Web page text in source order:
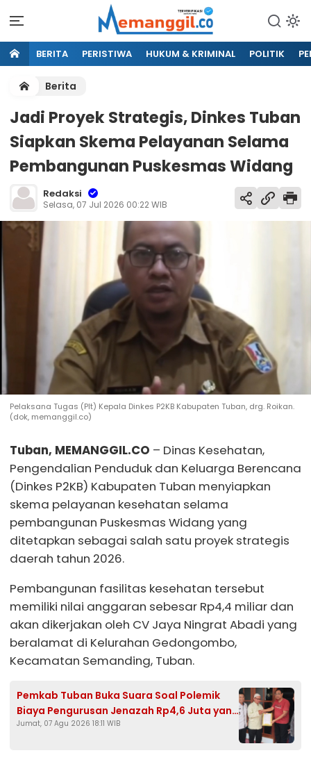
BERITA PERISTIWA HUKUM & KRIMINAL POLITIK
Berita
Jadi Proyek Strategis, Dinkes Tuban
Siapkan Skema Pelayanan Selama
Pembangunan Puskesmas Widang
Redaksi
Selasa, 07 Jul 2026 00:22 WIB
Pelaksana Tugas (Plt) Kepala Dinkes P2KB Kabupaten Tuban, drg. Roikan.
(dok, memanggil.co)
Tuban, MEMANGGIL.CO – Dinas Kesehatan,
Pengendalian Penduduk dan Keluarga Berencana
(Dinkes P2KB) Kabupaten Tuban menyiapkan
skema pelayanan kesehatan selama
pembangunan Puskesmas Widang yang
ditetapkan sebagai salah satu proyek strategis
daerah tahun 2026.
Pembangunan fasilitas kesehatan tersebut
memiliki nilai anggaran sebesar Rp4,4 miliar dan
akan dikerjakan oleh CV Jaya Ningrat Abadi yang
beralamat di Kelurahan Gedongombo,
Kecamatan Semanding, Tuban.
Pemkab Tuban Buka Suara Soal Polemik
Biaya Pengurusan Jenazah Rp4,6 Juta yang
Ramai di Media Sosial
Jumat, 07 Agu 2026 18:11 WIB